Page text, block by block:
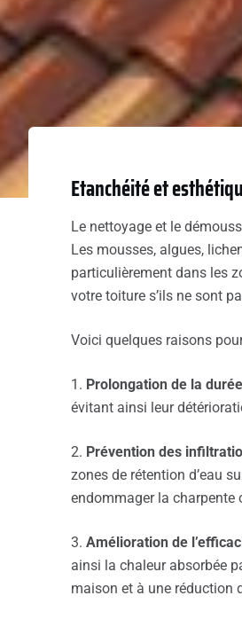
Etanchéité et
Le nettoyage et le
Les mousses, algues,
particulièrement dans les
votre toiture s’ils ne sont
Voici quelques raisons
1. Prolongation de la
évitant ainsi leur
2. Prévention des
zones de rétention d’eau
endommager la charpente
3. Amélioration de
ainsi la chaleur absorbée
maison et à une réduction